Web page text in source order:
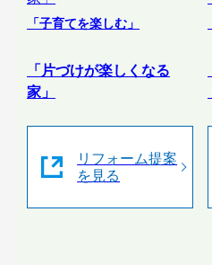
「子育てを楽しむ」
「片づけが楽しくなる
家」
リフォーム提案
を見る